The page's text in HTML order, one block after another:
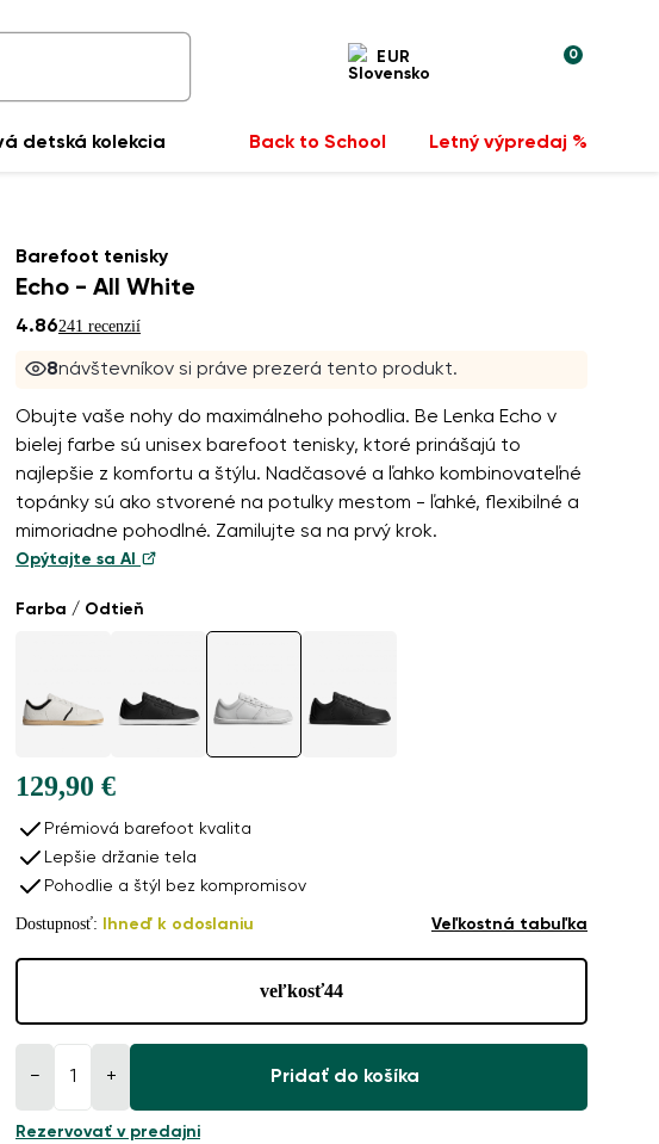
EUR 0
detská kolekcia Back to School Letný výpredaj %
Barefoot tenisky
Echo - All White
4.86241 recenzií
7návštevníkov si práve prezerá tento produkt.
Obujte vaše nohy do maximálneho pohodlia. Be Lenka Echo v
bielej farbe sú unisex barefoot tenisky, ktoré prinášajú to
najlepšie z komfortu a štýlu. Nadčasové a ľahko kombinovateľné
topánky sú ako stvorené na potulky mestom - ľahké, flexibilné a
mimoriadne pohodlné. Zamilujte sa na prvý krok.
Opýtajte sa AI
Farba / Odtieň
129,90 €
Prémiová barefoot kvalita
Lepšie držanie tela
Pohodlie a štýl bez kompromisov
Dostupnosť: Ihneď k odoslaniu Veľkostná tabuľka
veľkosť44
− + Pridať do košíka
Rezervovať v predajni
- All White
129,90 €